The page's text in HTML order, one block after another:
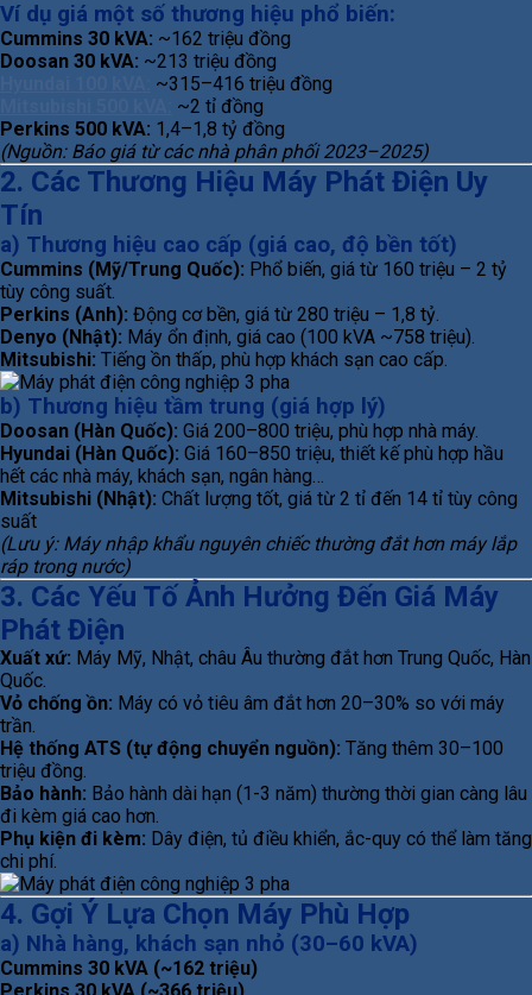
Ví dụ giá một số thương hiệu phổ biến:
Cummins 30 kVA: ~162 triệu đồng
Doosan 30 kVA: ~213 triệu đồng
~315–416 triệu đồng
~2 tỉ đồng
Perkins 500 kVA: 1,4–1,8 tỷ đồng
(Nguồn: Báo giá từ các nhà phân phối 2023–2025)
2. Các Thương Hiệu Máy Phát Điện Uy
Tín
a) Thương hiệu cao cấp (giá cao, độ bền tốt)
Cummins (Mỹ/Trung Quốc): Phổ biến, giá từ 160 triệu – 2 tỷ
tùy công suất.
Perkins (Anh): Động cơ bền, giá từ 280 triệu – 1,8 tỷ.
Denyo (Nhật): Máy ổn định, giá cao (100 kVA ~758 triệu).
Mitsubishi: Tiếng ồn thấp, phù hợp khách sạn cao cấp.
b) Thương hiệu tầm trung (giá hợp lý)
Doosan (Hàn Quốc): Giá 200–800 triệu, phù hợp nhà máy.
Hyundai (Hàn Quốc): Giá 160–850 triệu, thiết kế phù hợp hầu
hết các nhà máy, khách sạn, ngân hàng…
Mitsubishi (Nhật): Chất lượng tốt, giá từ 2 tỉ đến 14 tỉ tùy công
suất
(Lưu ý: Máy nhập khẩu nguyên chiếc thường đắt hơn máy lắp
ráp trong nước)
3. Các Yếu Tố Ảnh Hưởng Đến Giá Máy
Phát Điện
Xuất xứ: Máy Mỹ, Nhật, châu Âu thường đắt hơn Trung Quốc, Hàn
Quốc.
Vỏ chống ồn: Máy có vỏ tiêu âm đắt hơn 20–30% so với máy
trần.
Hệ thống ATS (tự động chuyển nguồn): Tăng thêm 30–100
triệu đồng.
Bảo hành: Bảo hành dài hạn (1-3 năm) thường thời gian càng lâu
đi kèm giá cao hơn.
Phụ kiện đi kèm: Dây điện, tủ điều khiển, ắc-quy có thể làm tăng
chi phí.
4. Gợi Ý Lựa Chọn Máy Phù Hợp
a) Nhà hàng, khách sạn nhỏ (30–60 kVA)
Cummins 30 kVA (~162 triệu)